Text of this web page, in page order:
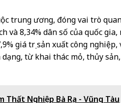
trung ương, đóng vai trò
và 8,34% dân số của quốc
giá trị sản xuất công
từ khai thác mỏ, thủy
Thất Nghiệp Bà Rịa - Vũng Tàu